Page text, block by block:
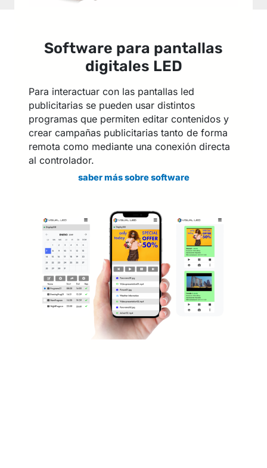
Software para pantallas
digitales LED
Para interactuar con las pantallas led
publicitarias se pueden usar distintos
programas que permiten editar contenidos y
crear campañas publicitarias tanto de forma
remota como mediante una conexión directa
al controlador.
saber más sobre software